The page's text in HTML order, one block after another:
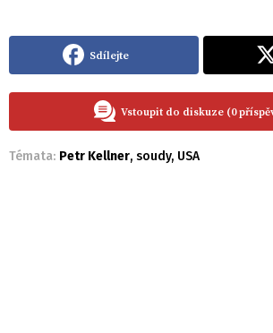
Sdílejte
Vstoupit do diskuze (0
Témata: Petr Kellner, soudy, USA